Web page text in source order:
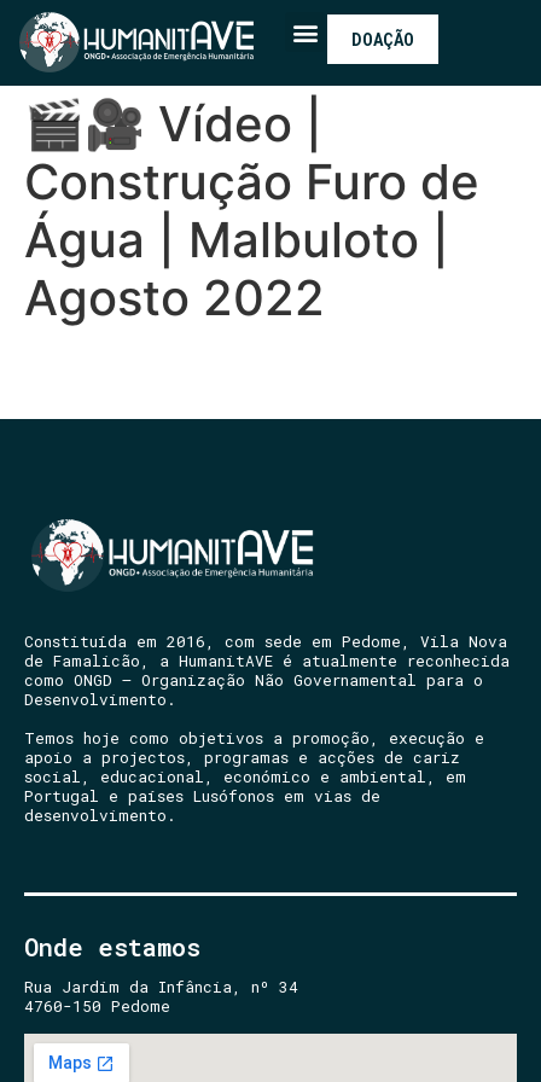
DOAÇÃO
🎬🎥 Vídeo |
Construção Furo de
Água | Malbuloto |
Agosto 2022
Constituída em 2016, com sede em Pedome, Vila Nova
de Famalicão, a HumanitAVE é atualmente reconhecida
como ONGD – Organização Não Governamental para o
Desenvolvimento.
Temos hoje como objetivos a promoção, execução e
apoio a projectos, programas e acções de cariz
social, educacional, económico e ambiental, em
Portugal e países Lusófonos em vias de
desenvolvimento.
Onde estamos
Rua Jardim da Infância, nº 34
4760-150 Pedome